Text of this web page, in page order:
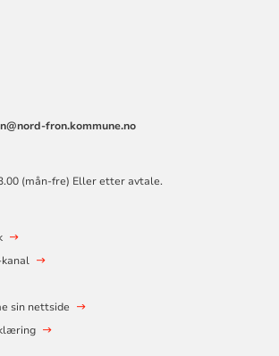
fron.kommune.no
(mån-fre) Eller etter avtale.
sin nettside